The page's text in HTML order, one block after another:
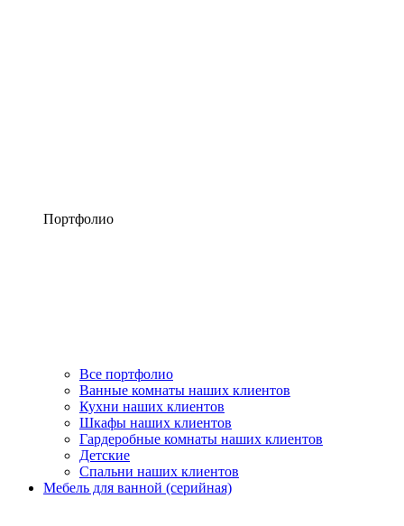
Портфолио
Все портфолио
Ванные комнаты наших клиентов
Кухни наших клиентов
Шкафы наших клиентов
Гардеробные комнаты наших клиентов
Детские
Спальни наших клиентов
Мебель для ванной (серийная)